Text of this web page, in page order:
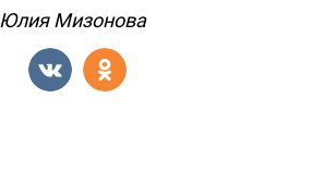
Юлия Мизонова